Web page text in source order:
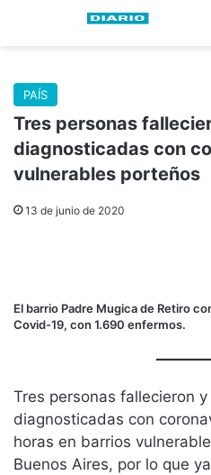
PAÍS
Tres personas
diagnosticadas con
vulnerables porteños
13 de junio de 2020
El barrio Padre Mugica de Retiro
Covid-19, con 1.690 enfermos.
Tres personas fallecieron y
diagnosticadas con
horas en barrios
Buenos Aires, por lo que